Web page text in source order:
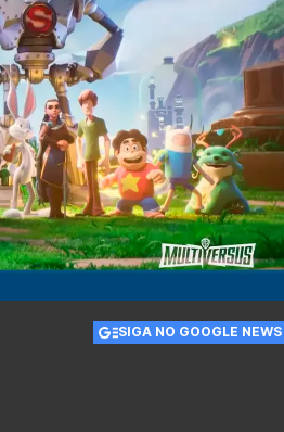
SIGA NO GOOGLE NEWS